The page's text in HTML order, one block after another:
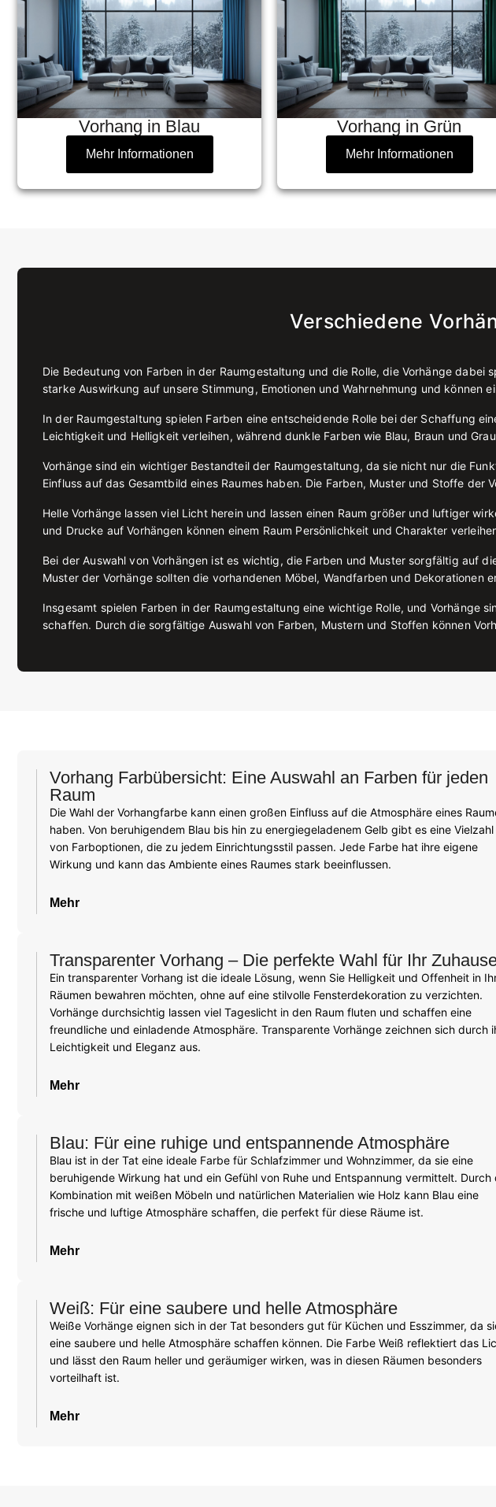
Vorhang in Blau
Mehr Informationen
Vorhang in Grün
Mehr Informationen
Verschiedene
Die Bedeutung von Farben in der Raumgestaltung und die Rolle, die Vorhänge
starke Auswirkung auf unsere Stimmung, Emotionen und Wahrnehmung und können
In der Raumgestaltung spielen Farben eine entscheidende Rolle bei der Schaffung
Leichtigkeit und Helligkeit verleihen, während dunkle Farben wie Blau, Braun und
Vorhänge sind ein wichtiger Bestandteil der Raumgestaltung, da sie nicht nur die
Einfluss auf das Gesamtbild eines Raumes haben. Die Farben, Muster und Stoffe
Helle Vorhänge lassen viel Licht herein und lassen einen Raum größer und luftiger
und Drucke auf Vorhängen können einem Raum Persönlichkeit und Charakter
Bei der Auswahl von Vorhängen ist es wichtig, die Farben und Muster sorgfältig auf
Muster der Vorhänge sollten die vorhandenen Möbel, Wandfarben und Dekorationen
Insgesamt spielen Farben in der Raumgestaltung eine wichtige Rolle, und Vorhänge
schaffen. Durch die sorgfältige Auswahl von Farben, Mustern und Stoffen können
Vorhang Farbübersicht: Eine Auswahl an Farben für jeden
Raum
Die Wahl der Vorhangfarbe kann einen großen Einfluss auf die Atmosphäre eines
haben. Von beruhigendem Blau bis hin zu energiegeladenem Gelb gibt es eine Vielzahl
von Farboptionen, die zu jedem Einrichtungsstil passen. Jede Farbe hat ihre eigene
Wirkung und kann das Ambiente eines Raumes stark beeinflussen.
Mehr
Transparenter Vorhang – Die perfekte Wahl für Ihr
Ein transparenter Vorhang ist die ideale Lösung, wenn Sie Helligkeit und Offenheit in
Räumen bewahren möchten, ohne auf eine stilvolle Fensterdekoration zu verzichten.
Vorhänge durchsichtig lassen viel Tageslicht in den Raum fluten und schaffen eine
freundliche und einladende Atmosphäre. Transparente Vorhänge zeichnen sich durch
Leichtigkeit und Eleganz aus.
Mehr
Blau: Für eine ruhige und entspannende Atmosphäre
Blau ist in der Tat eine ideale Farbe für Schlafzimmer und Wohnzimmer, da sie eine
beruhigende Wirkung hat und ein Gefühl von Ruhe und Entspannung vermittelt. Durch
Kombination mit weißen Möbeln und natürlichen Materialien wie Holz kann Blau eine
frische und luftige Atmosphäre schaffen, die perfekt für diese Räume ist.
Mehr
Weiß: Für eine saubere und helle Atmosphäre
Weiße Vorhänge eignen sich in der Tat besonders gut für Küchen und Esszimmer, da
eine saubere und helle Atmosphäre schaffen können. Die Farbe Weiß reflektiert das
und lässt den Raum heller und geräumiger wirken, was in diesen Räumen besonders
vorteilhaft ist.
Mehr